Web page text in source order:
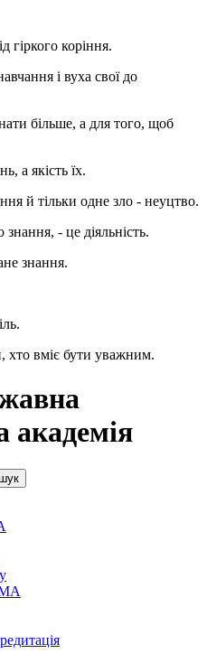
гіркого коріння.
і вуха свої до
більше, а для того, щоб
а якість їх.
й тільки одне зло - неуцтво.
- це діяльність.
знання.
хто вміє бути уважним.
академія